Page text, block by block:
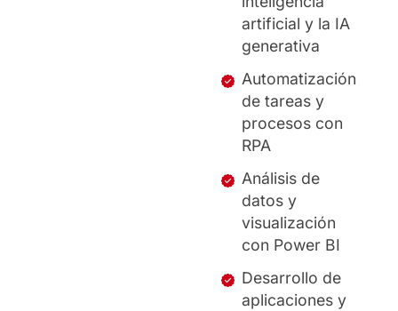
artificial y la IA
generativa
Automatización
de tareas y
procesos con
RPA
Análisis de
datos y
visualización
con Power BI
Desarrollo de
aplicaciones y